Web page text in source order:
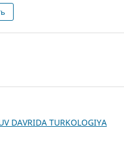
DAVRIDA TURKOLOGIYA